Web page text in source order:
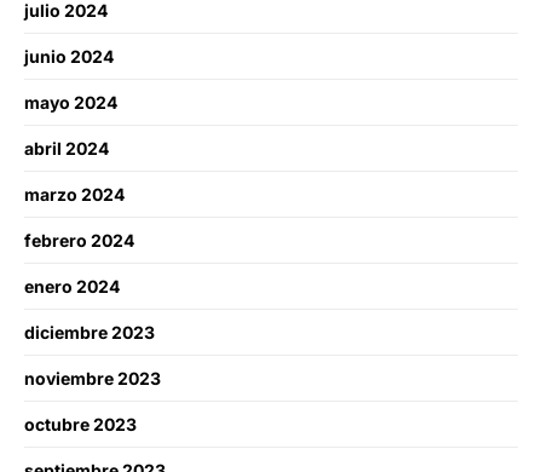
julio 2024
junio 2024
mayo 2024
abril 2024
marzo 2024
febrero 2024
enero 2024
diciembre 2023
noviembre 2023
octubre 2023